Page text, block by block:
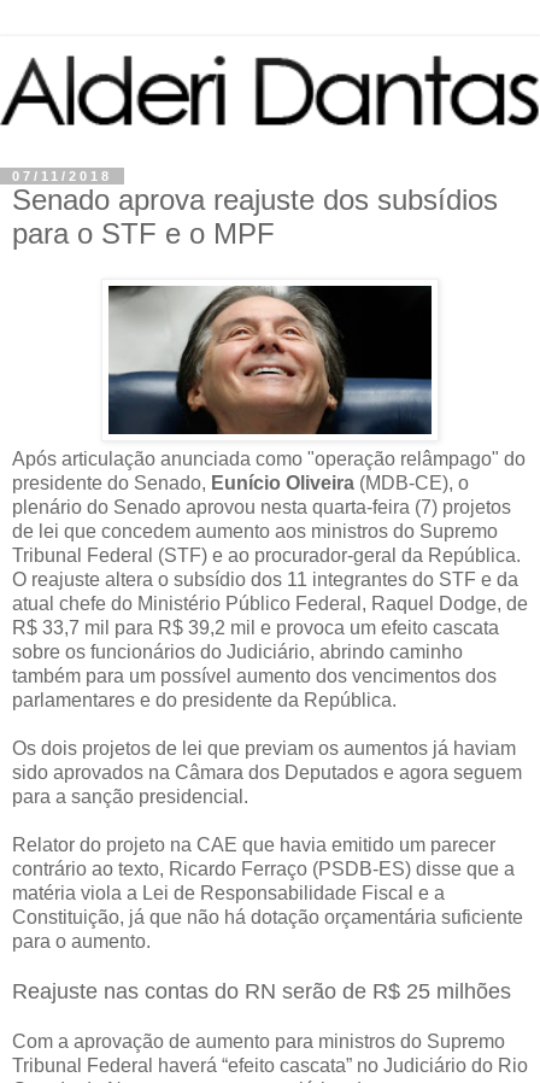
07/11/2018
Senado aprova reajuste dos subsídios
para o STF e o MPF
Após articulação anunciada como "operação relâmpago" do
presidente do Senado, Eunício Oliveira (MDB-CE), o
plenário do Senado aprovou nesta quarta-feira (7) projetos
de lei que concedem aumento aos ministros do Supremo
Tribunal Federal (STF) e ao procurador-geral da República.
O reajuste altera o subsídio dos 11 integrantes do STF e da
atual chefe do Ministério Público Federal, Raquel Dodge, de
R$ 33,7 mil para R$ 39,2 mil e provoca um efeito cascata
sobre os funcionários do Judiciário, abrindo caminho
também para um possível aumento dos vencimentos dos
parlamentares e do presidente da República.
Os dois projetos de lei que previam os aumentos já haviam
sido aprovados na Câmara dos Deputados e agora seguem
para a sanção presidencial.
Relator do projeto na CAE que havia emitido um parecer
contrário ao texto, Ricardo Ferraço (PSDB-ES) disse que a
matéria viola a Lei de Responsabilidade Fiscal e a
Constituição, já que não há dotação orçamentária suficiente
para o aumento.
Reajuste nas contas do RN serão de R$ 25 milhões
Com a aprovação de aumento para ministros do Supremo
Tribunal Federal haverá “efeito cascata” no Judiciário do Rio